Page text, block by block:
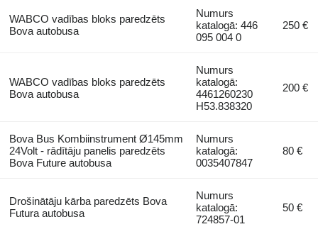
WABCO vadības bloks paredzēts
Bova autobusa
Numurs
katalogā: 446
095 004 0
250 €
WABCO vadības bloks paredzēts
Bova autobusa
Numurs
katalogā:
4461260230
H53.838320
200 €
Bova Bus Kombiinstrument Ø145mm
24Volt - rādītāju panelis paredzēts
Bova Future autobusa
Numurs
katalogā:
0035407847
80 €
Drošinātāju kārba paredzēts Bova
Futura autobusa
Numurs
katalogā:
724857-01
50 €